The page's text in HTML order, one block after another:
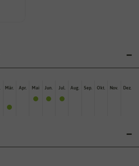
Mär. Apr. Mai Jun. Jul. Aug. Sep. Okt. Nov. Dez.